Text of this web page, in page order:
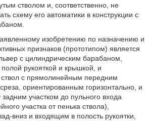
стволом и, соответственно, не
схему его автоматики в конструкции с
изобретению по назначению и
признаков (прототипом) является
с цилиндрическим барабаном,
рукояткой и крышкой, и
с прямолинейным передним
ориентированным горизонтально, и
участком до пульного входа
участка от пенька ствола),
вниз и входящим в полость рукоятки,